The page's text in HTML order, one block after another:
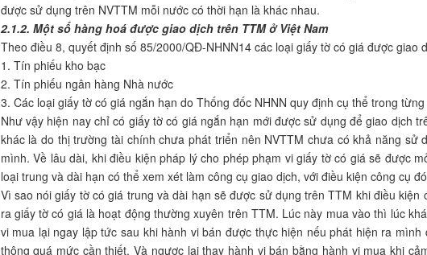
được sử dụng trên NVTTM mỗi nước có thời hạn là khác nhau.
2.1.2. Một số hàng hoá được giao dịch trên TTM ở Việt Nam
Theo điều 8, quyết định số 85/2000/QĐ-NHNN14 các loại giấy tờ có giá được giao
1. Tín phiếu kho bạc
2. Tín phiếu ngân hàng Nhà nước
3. Các loại giấy tờ có giá ngắn hạn do Thống đốc NHNN quy định cụ thể trong
Như vậy hiện nay chỉ có giấy tờ có giá ngắn hạn mới được sử dụng để giao dịch
khác là do thị trường tài chính chưa phát triển nên NVTTM chưa có khả năng sử
mình. Về lâu dài, khi điều kiện pháp lý cho phép phạm vi giấy tờ có giá sẽ được
loại trung và dài hạn có thể xem xét làm công cụ giao dịch, với điều kiện công cụ
Vì sao nói giấy tờ có giá trung và dài hạn sẽ được sử dụng trên TTM khi điều
ra giấy tờ có giá là hoạt động thường xuyên trên TTM. Lúc này mua vào thì lúc
vi mua lại ngay lập tức sau khi hành vi bán được thực hiện nếu phát hiện ra
thông quá mức cần thiết. Và ngược lại thay hành vi bán bằng hành vi mua khi